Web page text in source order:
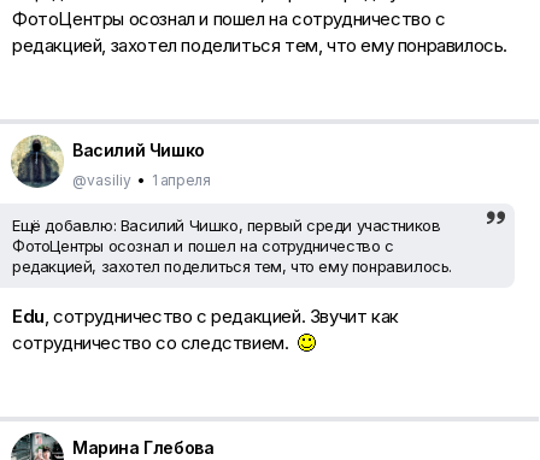
ФотоЦентры осознал и пошел на сотрудничество с
редакцией, захотел поделиться тем, что ему понравилось.
Василий Чишко
@vasiliy • 1 апреля
Ещё добавлю: Василий Чишко, первый среди участников
ФотоЦентры осознал и пошел на сотрудничество с
редакцией, захотел поделиться тем, что ему понравилось.
Edu, сотрудничество с редакцией. Звучит как
сотрудничество со следствием.
Марина Глебова